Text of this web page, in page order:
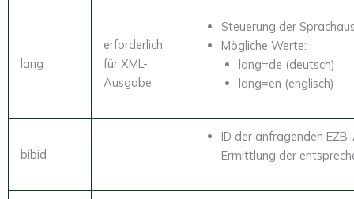
lang
erforderlich
für XML-
Ausgabe
Steuerung der
Mögliche Werte:
lang=de (deutsch)
lang=en (englisch)
bibid
ID der anfragenden
Ermittlung der